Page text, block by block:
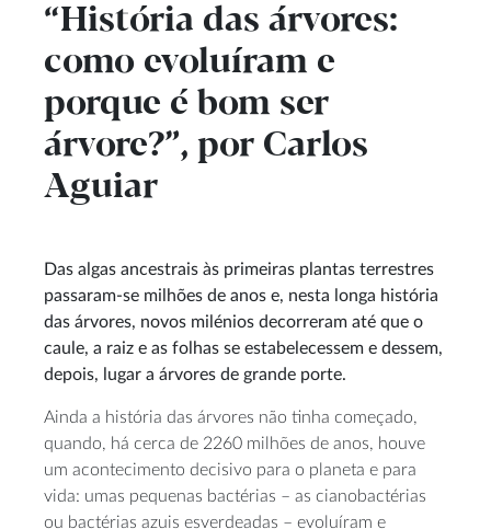
“História das árvores:
como evoluíram e
porque é bom ser
árvore?”, por Carlos
Aguiar
Das algas ancestrais às primeiras plantas terrestres
passaram-se milhões de anos e, nesta longa história
das árvores, novos milénios decorreram até que o
caule, a raiz e as folhas se estabelecessem e dessem,
depois, lugar a árvores de grande porte.
Ainda a história das árvores não tinha começado,
quando, há cerca de 2260 milhões de anos, houve
um acontecimento decisivo para o planeta e para
vida: umas pequenas bactérias – as cianobactérias
ou bactérias azuis esverdeadas – evoluíram e